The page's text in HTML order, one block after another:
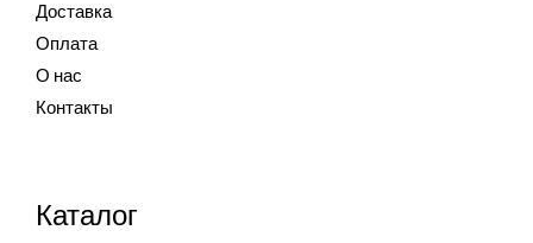
Доставка
Оплата
О нас
Контакты
Каталог